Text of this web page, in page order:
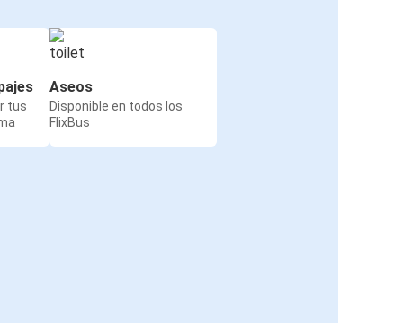
tus
Aseos
Disponible en todos los
FlixBus